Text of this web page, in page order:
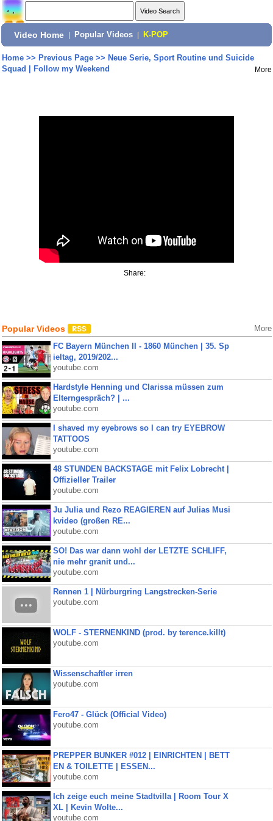
Video Home Popular Videos K-POP
Home>> Previous Page>> Neue Serie, Sport Routine und Suicide
Squad | Follow my Weekend
More
Share:
Popular Videos More
FC Bayern München II - 1860 München | 35. Sp
ieltag, 2019/202...
youtube.com
Hardstyle Henning und Clarissa müssen zum
Elterngespräch? | ...
youtube.com
I shaved my eyebrows so I can try EYEBROW
TATTOOS
youtube.com
48 STUNDEN BACKSTAGE mit Felix Lobrecht |
Offizieller Trailer
youtube.com
Ju Julia und Rezo REAGIEREN auf Julias Musi
kvideo (großen RE...
youtube.com
SO! Das war dann wohl der LETZTE SCHLIFF,
nie mehr granit und...
youtube.com
Rennen 1 | Nürburgring Langstrecken-Serie
youtube.com
WOLF - STERNENKIND (prod. by terence.killt)
youtube.com
Wissenschaftler irren
youtube.com
Fero47 - Glück (Official Video)
youtube.com
PREPPER BUNKER #012 | EINRICHTEN | BETT
EN & TOILETTE | ESSEN...
youtube.com
Ich zeige euch meine Stadtvilla | Room Tour X
XL | Kevin Wolte...
youtube.com